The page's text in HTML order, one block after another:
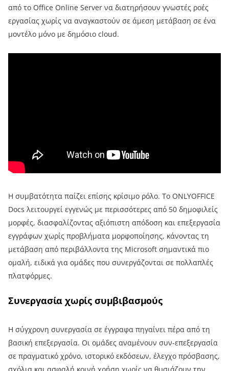
από το Office Online Server να διατηρήσουν γνωστές ροές
εργασίας χωρίς να αναγκαστούν σε άμεση μετάβαση σε ένα
μοντέλο μόνο με δημόσιο cloud.
Η συμβατότητα παίζει επίσης κρίσιμο ρόλο. Το ONLYOFFICE
Docs λειτουργεί εγγενώς με περισσότερες από 50 δημοφιλείς
μορφές, διασφαλίζοντας αξιόπιστη απόδοση και επεξεργασία
εγγράφων χωρίς προβλήματα μορφοποίησης, κάνοντας τη
μετάβαση από περιβάλλοντα της Microsoft σημαντικά πιο
ομαλή, ειδικά για ομάδες που συνεργάζονται σε πολλαπλές
πλατφόρμες.
Συνεργασία χωρίς συμβιβασμούς
Η σύγχρονη συνεργασία σε έγγραφα πηγαίνει πέρα από τη
βασική επεξεργασία. Οι ομάδες αναμένουν συν-επεξεργασία
σε πραγματικό χρόνο, ιστορικό εκδόσεων, έλεγχο πρόσβασης,